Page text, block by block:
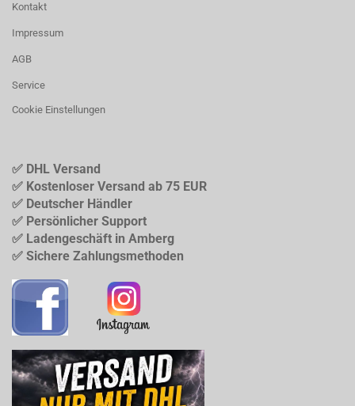
Kontakt
Impressum
AGB
Service
Cookie Einstellungen
✅ DHL Versand
✅ Kostenloser Versand ab 75 EUR
✅ Deutscher Händler
✅ Persönlicher Support
✅ Ladengeschäft in Amberg
✅ Sichere Zahlungsmethoden